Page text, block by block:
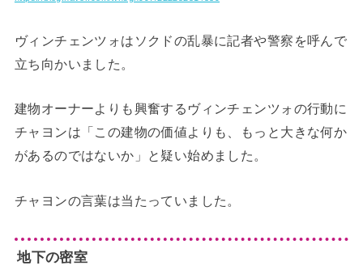
ヴィンチェンツォはソクドの乱暴に記者や警察を呼んで
立ち向かいました。
建物オーナーよりも興奮するヴィンチェンツォの行動に
チャヨンは「この建物の価値よりも、もっと大きな何か
があるのではないか」と疑い始めました。
チャヨンの言葉は当たっていました。
地下の密室